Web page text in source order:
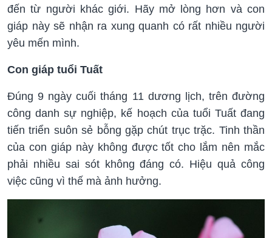
đến từ người khác giới. Hãy mở lòng hơn và con
giáp này sẽ nhận ra xung quanh có rất nhiều người
yêu mến mình.
Con giáp tuổi Tuất
Đúng 9 ngày cuối tháng 11 dương lịch, trên đường
công danh sự nghiệp, kế hoạch của tuổi Tuất đang
tiến triển suôn sẻ bỗng gặp chút trục trặc. Tinh thần
của con giáp này không được tốt cho lắm nên mắc
phải nhiều sai sót không đáng có. Hiệu quả công
việc cũng vì thế mà ảnh hưởng.